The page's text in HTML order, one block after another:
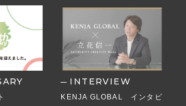
INTERVIEW
KENJA GLOBAL インタビ